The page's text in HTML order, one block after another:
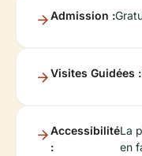
Admission :
Visites Guidées :
Accessibilité
:
La
en